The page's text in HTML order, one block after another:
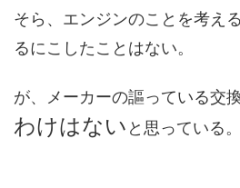
そら、エンジンのことを考え
るにこしたことはない。
が、メーカーの謳っている交換
わけはない と思っている。